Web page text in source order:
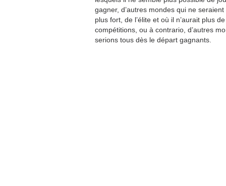
gagner, d’autres mondes qui ne
plus fort, de l’élite et où il n’aurait plus
compétitions, ou à contrario, d’autres
serions tous dès le départ gagnants.